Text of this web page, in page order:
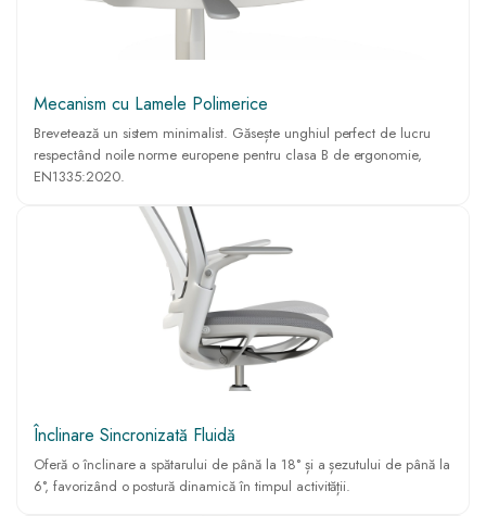
Mecanism cu Lamele Polimerice
Brevetează un sistem minimalist. Găsește unghiul perfect de lucru
respectând noile norme europene pentru clasa B de ergonomie,
EN1335:2020.
Înclinare Sincronizată Fluidă
Oferă o înclinare a spătarului de până la 18° și a șezutului de până la
6°, favorizând o postură dinamică în timpul activității.